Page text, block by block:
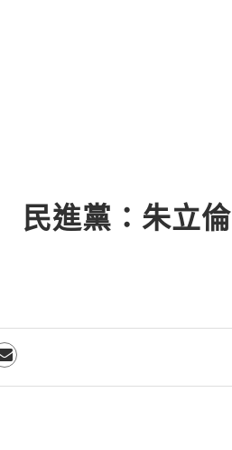
民進黨：朱立倫